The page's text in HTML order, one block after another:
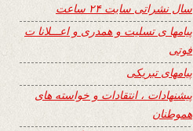
سال نشراتی سایت ۲۴ ساعت
پیامها ی تسلیت و همدری و اعـــلانا ت
فوتی
پیامهای تبریکی
پیشنهادات ، انتقادات و خواسته های
هموطنان